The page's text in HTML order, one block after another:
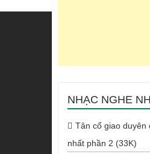
NHẠC NGHE
Tân cổ giao
nhất phần 2 (33K)